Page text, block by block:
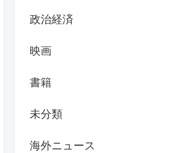
政治経済
映画
書籍
未分類
海外ニュース